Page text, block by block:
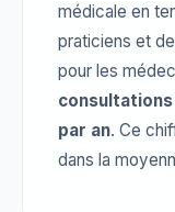
médicale en
praticiens et
pour les
par an. Ce
dans la